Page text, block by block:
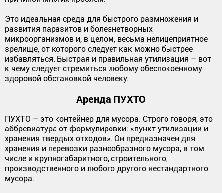
Это идеальная среда для быстрого размножения и
развития паразитов и болезнетворных
микроорганизмов и, в целом, весьма нелицеприятное
зрелище, от которого следует как можно быстрее
избавляться. Быстрая и правильная утилизация – вот
к чему следует стремиться любому обеспокоенному
здоровой обстановкой человеку.
Аренда ПУХТО
ПУХТО – это контейнер для мусора. Строго говоря, это
аббревиатура от формулировки: «пункт утилизации и
хранения твердых отходов». Он предназначен для
хранения и перевозки разнообразного мусора, в том
числе и крупногабаритного, строительного,
производственного и любого другого нестандартного
мусора.